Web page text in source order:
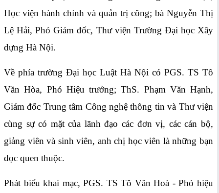
Học viện hành chính và quản trị công; bà Nguyễn Thị
Lệ Hải, Phó Giám đốc, Thư viện Trường Đại học Xây
dựng Hà Nội.
Về phía trường Đại học Luật Hà Nội có PGS. TS Tô
Văn Hòa, Phó Hiệu trưởng; ThS. Phạm Văn Hạnh,
Giám đốc Trung tâm Công nghệ thông tin và Thư viện
cùng sự có mặt của lãnh đạo các đơn vị, các cán bộ,
giảng viên và sinh viên, anh chị học viên là những bạn
đọc quen thuộc.
Phát biểu khai mạc, PGS. TS Tô Văn Hoà - Phó hiệu